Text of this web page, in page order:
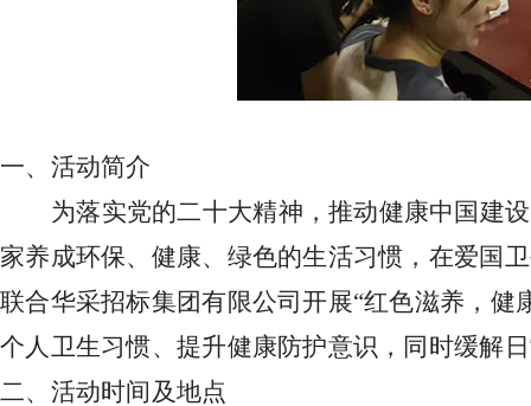
一、活动简介
为落实党的二十大精神，推动健康中国建
家养成环保、健康、绿色的生活习惯，在爱国
联合华采招标集团有限公司开展“红色滋养，
个人卫生习惯、提升健康防护意识，同时缓解
二、活动时间及地点